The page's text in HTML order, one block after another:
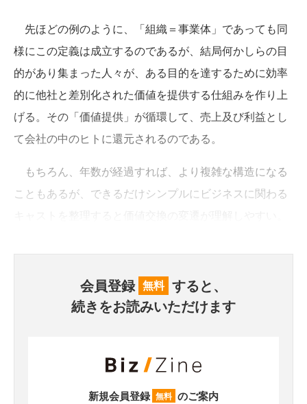
先ほどの例のように、「組織＝事業体」であっても同
様にこの定義は成立するのであるが、結局何かしらの目
的があり集まった人々が、ある目的を達するために効率
的に他社と差別化された価値を提供する仕組みを作り上
げる。その「価値提供」が循環して、売上及び利益とし
て会社の中のヒトに還元されるのである。
もちろん、年数が経過すれば、より複雑な構造になる
こともあるが、できるだけシンプルにビジネスに関わる
会員登録 無料 すると、
続きをお読みいただけます
新規会員登録 無料 のご案内